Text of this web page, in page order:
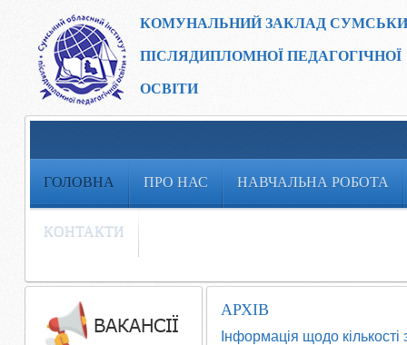
КОМУНАЛЬНИЙ ЗАКЛАД
ПІСЛЯДИПЛОМНОЇ ПЕДАГОГІЧНОЇ
ОСВІТИ
ГОЛОВНА ПРО НАС НАВЧАЛЬНА РОБОТА
КОНТАКТИ
АРХІВ
Інформація щодо